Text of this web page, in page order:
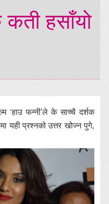
कती हसाँयो
‘हाउ फन्नी’ले के साच्चै दर्शक
यही प्रश्नको उत्तर खोज्न पुगे,